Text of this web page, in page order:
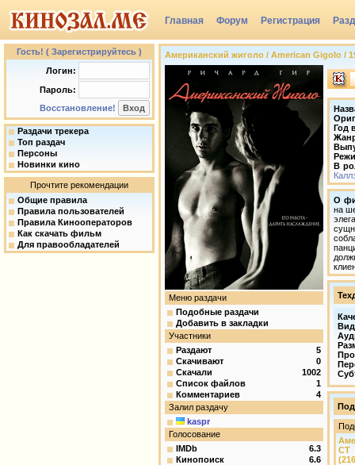
Главная Форум Регистрация
Группы
Гость! ( Зарегистрируйтесь )
Логин:
Пароль:
Восстановление!
Раздачи трекера
Топ раздач
Персоны
Новинки кино
Прочтите рекомендации
Общие правила
Правила пользователей
Правила Кинооператоров
Как скачать фильм
Для правообладателей
Американский жиголо / American Gigolo /
Меню раздачи
Подобные раздачи
Добавить в закладки
Участники
Раздают
5
Скачивают
0
Скачали
1002
Список файлов
1
Комментариев
4
Залил раздачу
kaspr
Голосование
IMDb
6.3
Кинопоиск
6.6
Год
В
О
на
СТ